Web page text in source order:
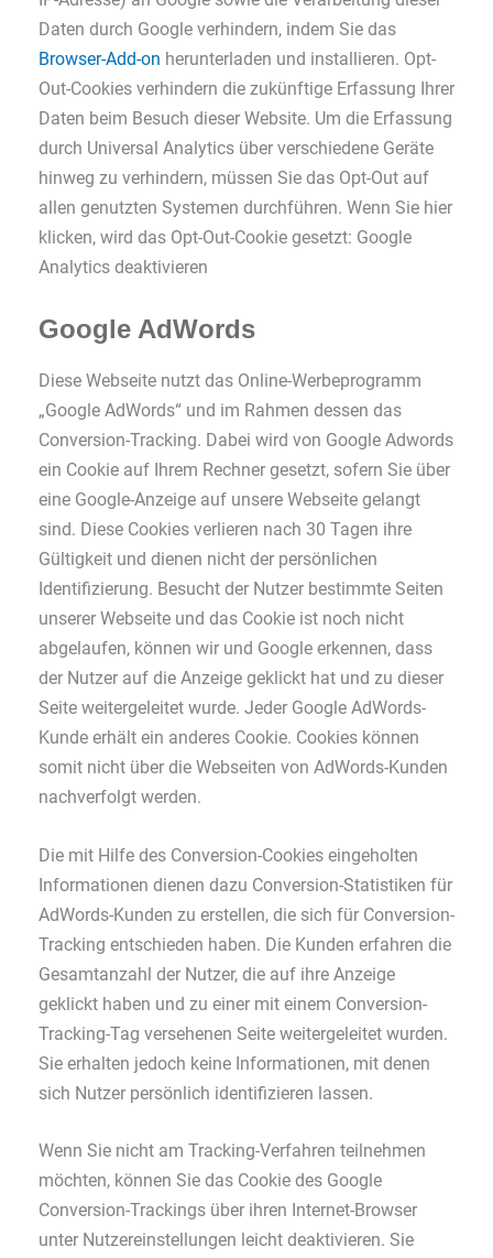
Daten durch Google verhindern, indem Sie das
Browser-Add-on herunterladen und installieren. Opt-
Out-Cookies verhindern die zukünftige Erfassung Ihrer
Daten beim Besuch dieser Website. Um die Erfassung
durch Universal Analytics über verschiedene Geräte
hinweg zu verhindern, müssen Sie das Opt-Out auf
allen genutzten Systemen durchführen. Wenn Sie hier
klicken, wird das Opt-Out-Cookie gesetzt: Google
Analytics deaktivieren
Google AdWords
Diese Webseite nutzt das Online-Werbeprogramm
„Google AdWords“ und im Rahmen dessen das
Conversion-Tracking. Dabei wird von Google Adwords
ein Cookie auf Ihrem Rechner gesetzt, sofern Sie über
eine Google-Anzeige auf unsere Webseite gelangt
sind. Diese Cookies verlieren nach 30 Tagen ihre
Gültigkeit und dienen nicht der persönlichen
Identifizierung. Besucht der Nutzer bestimmte Seiten
unserer Webseite und das Cookie ist noch nicht
abgelaufen, können wir und Google erkennen, dass
der Nutzer auf die Anzeige geklickt hat und zu dieser
Seite weitergeleitet wurde. Jeder Google AdWords-
Kunde erhält ein anderes Cookie. Cookies können
somit nicht über die Webseiten von AdWords-Kunden
nachverfolgt werden.
Die mit Hilfe des Conversion-Cookies eingeholten
Informationen dienen dazu Conversion-Statistiken für
AdWords-Kunden zu erstellen, die sich für Conversion-
Tracking entschieden haben. Die Kunden erfahren die
Gesamtanzahl der Nutzer, die auf ihre Anzeige
geklickt haben und zu einer mit einem Conversion-
Tracking-Tag versehenen Seite weitergeleitet wurden.
Sie erhalten jedoch keine Informationen, mit denen
sich Nutzer persönlich identifizieren lassen.
Wenn Sie nicht am Tracking-Verfahren teilnehmen
möchten, können Sie das Cookie des Google
Conversion-Trackings über ihren Internet-Browser
unter Nutzereinstellungen leicht deaktivieren. Sie